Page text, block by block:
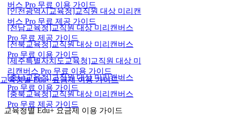
교육청별 Edu+ 요금제 이용 가이드
버스 Pro 무료 이용 가이드
[인천광역시교육청]교직원 대상 미리캔
버스 Pro 무료 제공 가이드
[전남교육청]교직원 대상 미리캔버스
Pro 무료 제공 가이드
[전북교육청]교직원 대상 미리캔버스
Pro 무료 이용 가이드
[제주특별자치도교육청]교직원 대상 미
리캔버스 Pro 무료 이용 가이드
[충남교육청]교직원 대상 미리캔버스
Pro 무료 이용 가이드
[충북교육청]교직원 대상 미리캔버스
Pro 무료 제공 가이드
교육청별 Edu+ 요금제 이용 가이드